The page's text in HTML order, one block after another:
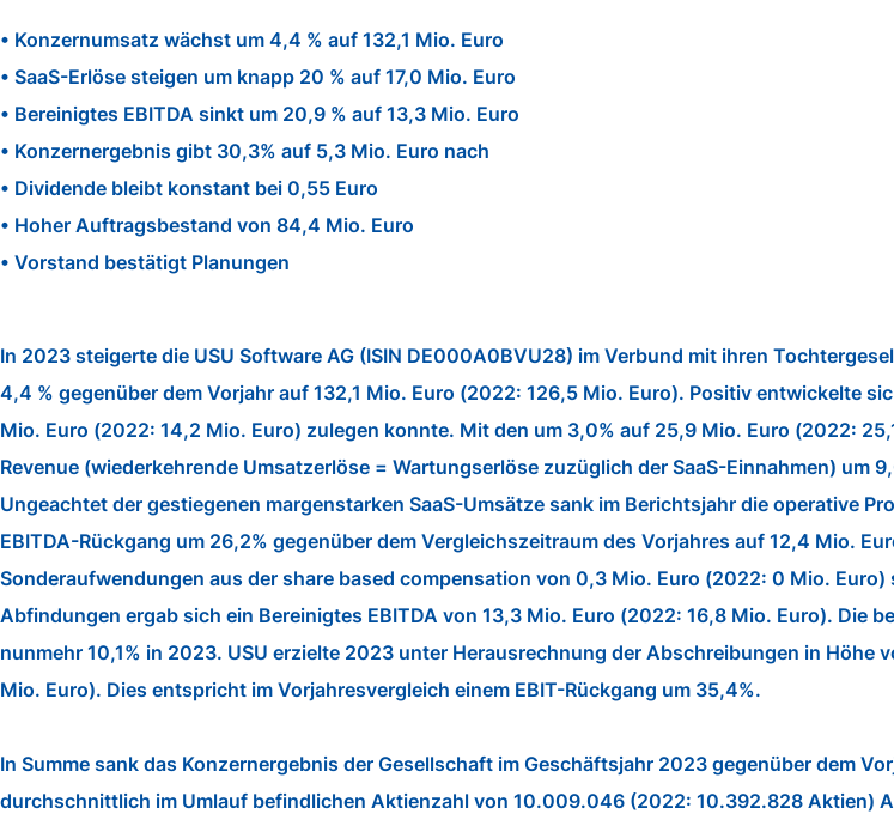
• Konzernumsatz wächst um 4,4 % auf 132,1 Mio. Euro
• SaaS-Erlöse steigen um knapp 20 % auf 17,0 Mio. Euro
• Bereinigtes EBITDA sinkt um 20,9 % auf 13,3 Mio. Euro
• Konzernergebnis gibt 30,3% auf 5,3 Mio. Euro nach
• Dividende bleibt konstant bei 0,55 Euro
• Hoher Auftragsbestand von 84,4 Mio. Euro
• Vorstand bestätigt Planungen
In 2023 steigerte die USU Software AG (ISIN DE000A0BVU28) im Verbund mit ihren
4,4 % gegenüber dem Vorjahr auf 132,1 Mio. Euro (2022: 126,5 Mio. Euro). Positiv entwickelte
Mio. Euro (2022: 14,2 Mio. Euro) zulegen konnte. Mit den um 3,0% auf 25,9 Mio. Euro (2022:
Revenue (wiederkehrende Umsatzerlöse = Wartungserlöse zuzüglich der SaaS-Einnahmen) um
Ungeachtet der gestiegenen margenstarken SaaS-Umsätze sank im Berichtsjahr die operative
EBITDA-Rückgang um 26,2% gegenüber dem Vergleichszeitraum des Vorjahres auf 12,4 Mio.
Sonderaufwendungen aus der share based compensation von 0,3 Mio. Euro (2022: 0 Mio.
Abfindungen ergab sich ein Bereinigtes EBITDA von 13,3 Mio. Euro (2022: 16,8 Mio. Euro). Die
nunmehr 10,1% in 2023. USU erzielte 2023 unter Herausrechnung der Abschreibungen in
Mio. Euro). Dies entspricht im Vorjahresvergleich einem EBIT-Rückgang um 35,4%.
In Summe sank das Konzernergebnis der Gesellschaft im Geschäftsjahr 2023 gegenüber dem
durchschnittlich im Umlauf befindlichen Aktienzahl von 10.009.046 (2022: 10.392.828 Aktien)